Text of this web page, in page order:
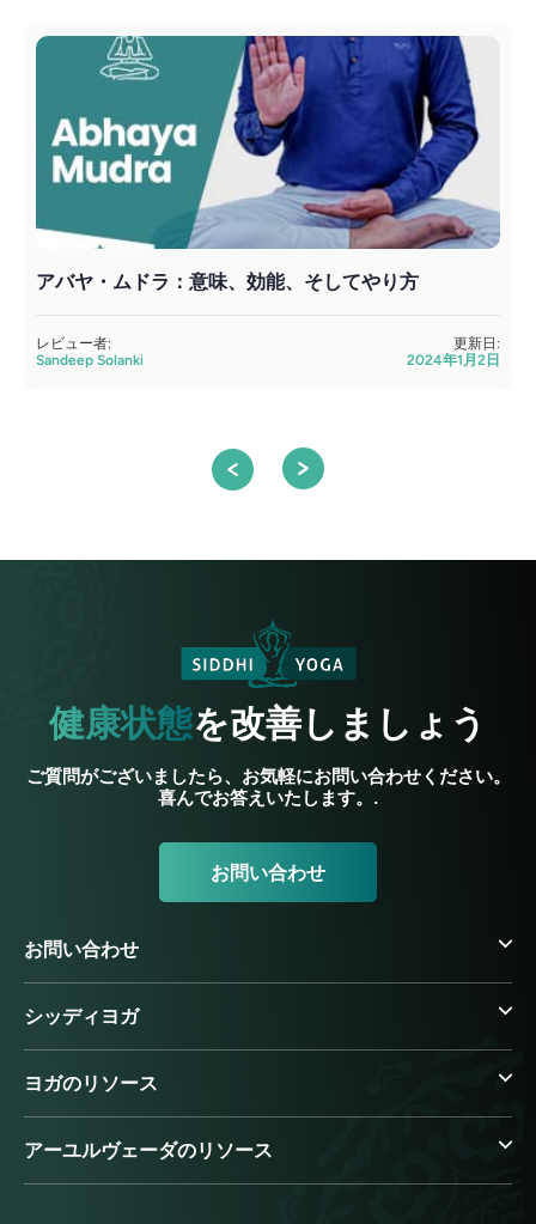
アバヤ・ムドラ：意味、効能、そしてやり方
レビュー者:
Sandeep Solanki
更新日:
2024年1月2日
健康状態を改善しましょう
ご質問がございましたら、お気軽にお問い合わせください。
喜んでお答えいたします。.
お問い合わせ
お問い合わせ
シッディヨガ
ヨガのリソース
アーユルヴェーダのリソース